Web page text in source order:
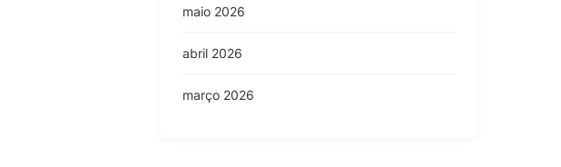
maio 2026
abril 2026
março 2026